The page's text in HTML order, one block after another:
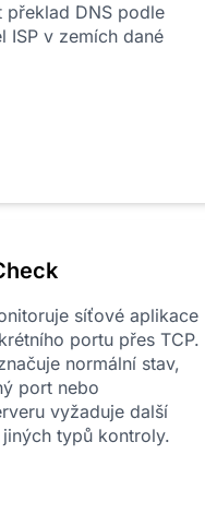
překlad DNS podle
ISP v zemích dané
síťové aplikace
portu přes TCP.
normální stav,
port nebo
vyžaduje další
typů kontroly.